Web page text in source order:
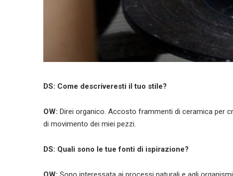
DS: Come descriveresti il tuo stile?
OW: Direi organico. Accosto frammenti di ceramica per
di movimento dei miei pezzi.
DS: Quali sono le tue fonti di ispirazione?